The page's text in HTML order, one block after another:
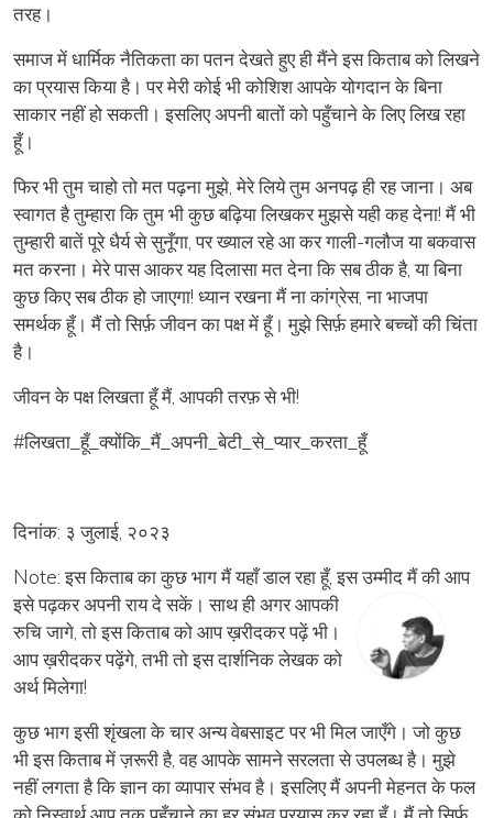
तरह।
समाज में धार्मिक नैतिकता का पतन देखते हुए ही मैंने इस किताब को लिखने
का प्रयास किया है। पर मेरी कोई भी कोशिश आपके योगदान के बिना
साकार नहीं हो सकती। इसलिए अपनी बातों को पहुँचाने के लिए लिख रहा
हूँ।
फिर भी तुम चाहो तो मत पढ़ना मुझे, मेरे लिये तुम अनपढ़ ही रह जाना। अब
स्वागत है तुम्हारा कि तुम भी कुछ बढ़िया लिखकर मुझसे यही कह देना! मैं भी
तुम्हारी बातें पूरे धैर्य से सुनूँगा, पर ख्याल रहे आ कर गाली-गलौज या बकवास
मत करना। मेरे पास आकर यह दिलासा मत देना कि सब ठीक है, या बिना
कुछ किए सब ठीक हो जाएगा! ध्यान रखना मैं ना कांग्रेस, ना भाजपा
समर्थक हूँ। मैं तो सिर्फ़ जीवन का पक्ष में हूँ। मुझे सिर्फ़ हमारे बच्चों की चिंता
है।
जीवन के पक्ष लिखता हूँ मैं, आपकी तरफ़ से भी!
#लिखता_हूँ_क्योंकि_मैं_ अपनी_बेटी_से_प्यार_करता_हूँ
दिनांक: ३ जुलाई, २०२३
Note: इस किताब का कुछ भाग मैं यहाँ डाल रहा हूँ, इस उम्मीद मैंकी आप
इसे पढ़कर अपनी राय दे सकें। साथ ही अगर आपकी
रुचि जागे, तो इस किताब को आप ख़रीदकर पढ़ें भी।
आप ख़रीदकर पढ़ेंगे, तभी तो इस दार्शनिक लेखक को
अर्थ मिलेगा!
कुछ भाग इसी शृंखला के चार अन्य वेबसाइट पर भी मिल जाएँगे। जो कुछ
भी इस किताब में ज़रूरी है, वह आपके सामने सरलता से उपलब्ध है। मुझे
नहीं लगता है कि ज्ञान का व्यापार संभव है। इसलिए मैं अपनी मेहनत के फल